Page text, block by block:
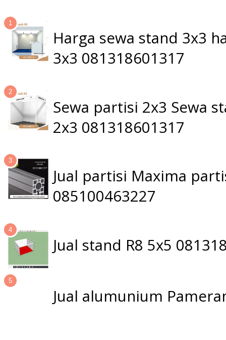
Harga sewa stand 3x3
3x3 081318601317
Sewa partisi 2x3 Sewa
2x3 081318601317
Jual partisi Maxima
085100463227
Jual stand R8 5x5
Jual alumunium